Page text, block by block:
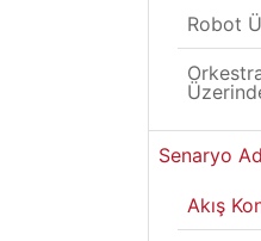
Robot
Senaryo
Akış